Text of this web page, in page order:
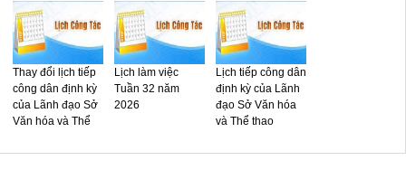
Thay đổi lịch tiếp
công dân định kỳ
của Lãnh đạo Sở
Văn hóa và Thể
2026
Lịch làm việc
Tuần 32 năm
2026
Lịch tiếp công dân
định kỳ của Lãnh
đạo Sở Văn hóa
và Thể thao
2026